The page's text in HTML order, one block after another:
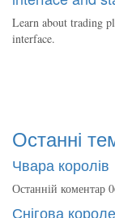
Learn about trading
interface.
Останні
Чвара королів
Останній коментар
Снігова